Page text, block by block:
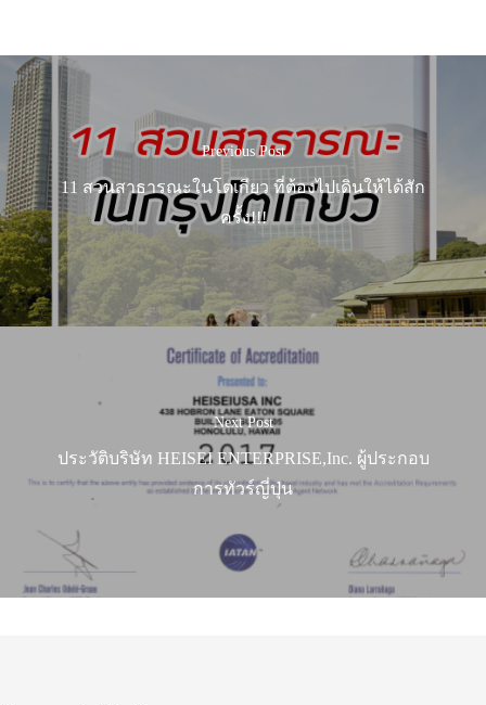
Previous Post
11 สวนสาธารณะในโตเกียว ที่ต้องไปเดินให้ได้สัก
ครั้ง!!!
Next Post
ประวัติบริษัท HEISEI ENTERPRISE,Inc. ผู้ประกอบ
การทัวร์ญี่ปุ่น